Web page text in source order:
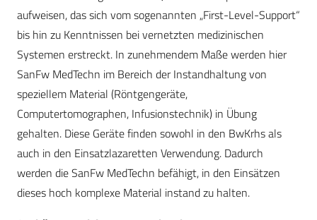
aufweisen, das sich vom sogenannten „First-Level-Support“
bis hin zu Kenntnissen bei vernetzten medizinischen
Systemen erstreckt. In zunehmendem Maße werden hier
SanFw MedTechn im Bereich der Instandhaltung von
speziellem Material (Röntgengeräte,
Computertomographen, Infusionstechnik) in Übung
gehalten. Diese Geräte finden sowohl in den BwKrhs als
auch in den Einsatzlazaretten Verwendung. Dadurch
werden die SanFw MedTechn befähigt, in den Einsätzen
dieses hoch komplexe Material instand zu halten.